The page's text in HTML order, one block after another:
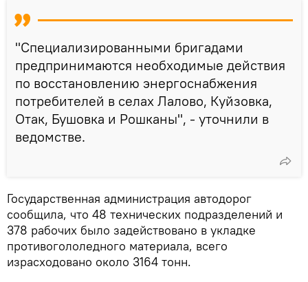
"Специализированными бригадами
предпринимаются необходимые действия
по восстановлению энергоснабжения
потребителей в селах Лалово, Куйзовка,
Отак, Бушовка и Рошканы", - уточнили в
ведомстве.
Государственная администрация автодорог
сообщила, что 48 технических подразделений и
378 рабочих было задействовано в укладке
противогололедного материала, всего
израсходовано около 3164 тонн.